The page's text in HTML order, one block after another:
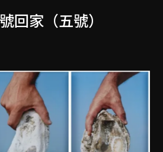
回家（五號）